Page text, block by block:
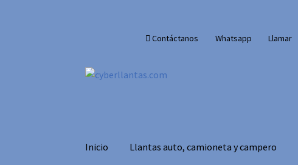
navegación
Contáctanos Whatsapp Llamar
Inicio Llantas auto, camioneta y campero